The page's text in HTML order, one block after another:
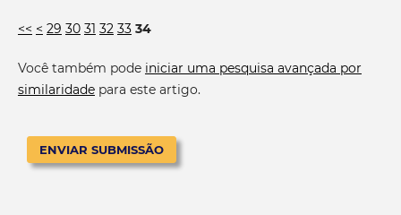
<< < 29 30 31 32 33 34
Você também pode iniciar uma pesquisa avançada por
similaridadepara este artigo.
ENVIAR SUBMISSÃO